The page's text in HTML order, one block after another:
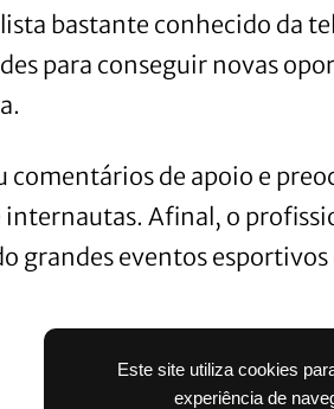
Este site utiliza cookies
experiência de
bastante conhecido da
para conseguir novas
de apoio e
internautas. Afinal, o
grandes eventos esportivos